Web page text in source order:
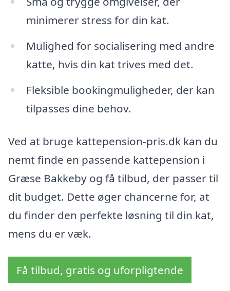
minimerer stress for din kat.
Mulighed for socialisering med andre
katte, hvis din kat trives med det.
Fleksible bookingmuligheder, der kan
tilpasses dine behov.
Ved at bruge kattepension-pris.dk kan du
nemt finde en passende kattepension i
Græse Bakkeby og få tilbud, der passer til
dit budget. Dette øger chancerne for, at
du finder den perfekte løsning til din kat,
mens du er væk.
Få tilbud, gratis og uforpligtende